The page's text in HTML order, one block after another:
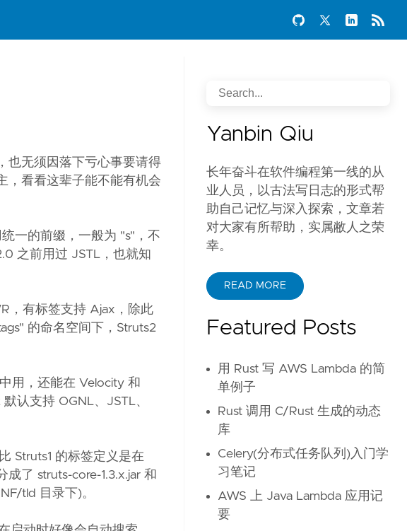
也无须因落下亏心事要请得
，看看这辈子能不能有机会
一的前缀，一般为 "s"，不
之前用过 JSTL，也就知
，有标签支持 Ajax，除此
的命名空间下，Struts2
用，还能在 Velocity 和
认支持 OGNL、JSTL、
Struts1 的标签定义是在
了 struts-core-1.3.x.jar 和
tld 目录下)。
Yanbin Qiu
长年奋斗在软件编程第一线的从
业人员，以古法写日志的形式帮
助自己记忆与深入探索，文章若
对大家有所帮助，实属敝人之荣
幸。
READ MORE
Featured Posts
用 Rust 写 AWS Lambda 的简
单例子
Rust 调用 C/Rust 生成的动态
库
Celery(分布式任务队列)入门学
习笔记
AWS 上 Java Lambda 应用记
要